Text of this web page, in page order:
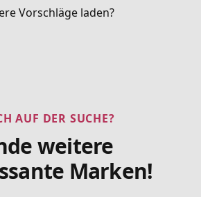
Vorschläge laden?
AUF DER SUCHE?
weitere
Marken!